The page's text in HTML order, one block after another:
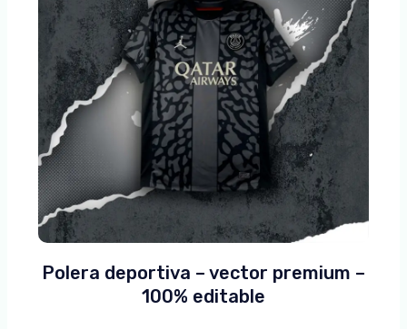
Polera deportiva – vector premium –
100% editable